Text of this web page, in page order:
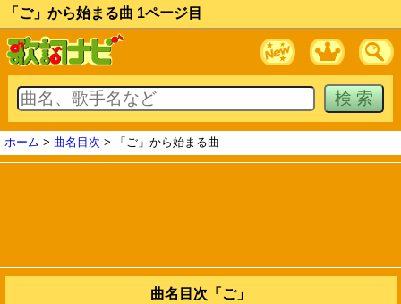
「ご」から始まる曲 1ページ目
ホーム > 曲名目次 > 「ご」から始まる曲
曲名目次「ご」